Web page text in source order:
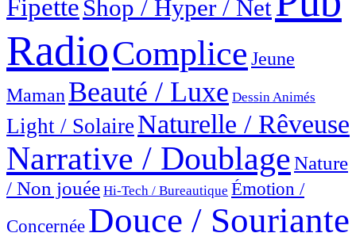
Fipette Shop / Hyper / Net
RadioComplice Jeune
Maman Beauté / Luxe Dessin Animés
Light / Solaire Naturelle / Rêveuse
Narrative / DoublageNature
/ Non jouée Hi-Tech / Bureautique Émotion /
ConcernéeDouce / Souriante